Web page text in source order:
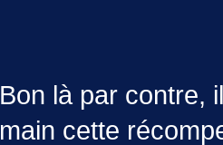
Bon là par contre,
main cette